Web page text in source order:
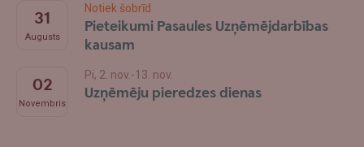
31
Augusts
Notiek šobrīd
Pieteikumi Pasaules Uzņēmējdarbības
kausam
02
Novembris
Pi, 2. nov.-13. nov.
Uzņēmēju pieredzes dienas